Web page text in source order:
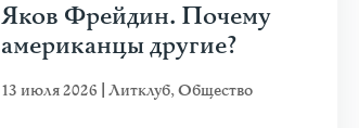
Яков Фрейдин. Почему
американцы другие?
13 июля 2026 Литклуб,Общество